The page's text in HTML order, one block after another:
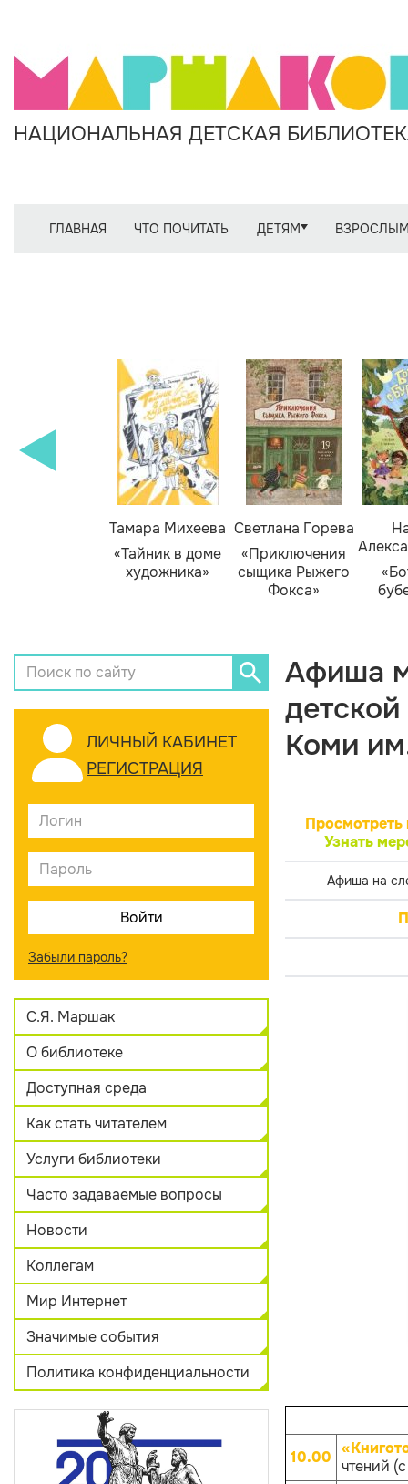
НАЦИОНАЛЬНАЯ ДЕТСКАЯ
ГЛАВНАЯ ЧТО ПОЧИТАТЬ ДЕТЯМ
Тамара Михеева
«Тайник в доме
художника»
Светлана Горева
«Приключения
сыщика Рыжего
Фокса»
ЛИЧНЫЙ КАБИНЕТ
РЕГИСТРАЦИЯ
Забыли пароль?
С.Я. Маршак
О библиотеке
Доступная среда
Как стать читателем
Услуги библиотеки
Часто задаваемые вопросы
Новости
Коллегам
Мир Интернет
Значимые события
Политика конфиденциальности
Афиша
Коми
Просмотреть
Узнать
Афиша на
10.00 чтений